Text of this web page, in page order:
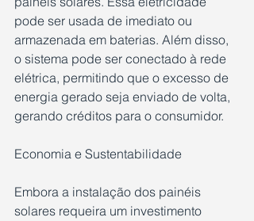
pode ser usada de imediato ou
armazenada em baterias. Além disso,
o sistema pode ser conectado à rede
elétrica, permitindo que o excesso de
energia gerado seja enviado de volta,
gerando créditos para o consumidor.
Economia e Sustentabilidade
Embora a instalação dos painéis
solares requeira um investimento